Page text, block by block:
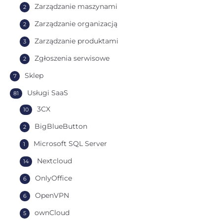
Zarządzanie maszynami
2
Zarządzanie organizacją
2
Zarządzanie produktami
3
Zgłoszenia serwisowe
2
Sklep
7
Usługi SaaS
81
3CX
10
BigBlueButton
2
Microsoft SQL Server
1
Nextcloud
14
OnlyOffice
6
OpenVPN
6
ownCloud
5